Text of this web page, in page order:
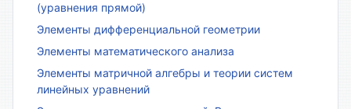
(уравнения прямой)
Элементы дифференциальной геометрии
Элементы математического анализа
Элементы матричной алгебры и теории систем
линейных уравнений